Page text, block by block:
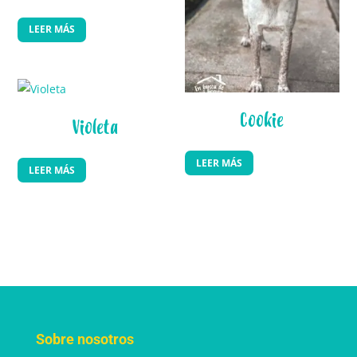
LEER MÁS
Cookie
LEER MÁS
Violeta
LEER MÁS
Sobre nosotros